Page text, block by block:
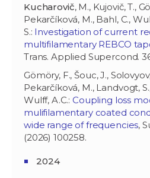
Kucharovič, M., Kujovič, T.,
Pekarčíková, M., Bahl, C.,
S.: Investigation of current
multifilamentary REBCO
Trans. Applied Supercond.
Gömöry, F., Šouc, J.,
Pekarčíková, M., Landvogt,
Wulff, A.C.: Coupling loss
mulifilamentary coated
wide range of frequencies,
(2026) 100258.
2024